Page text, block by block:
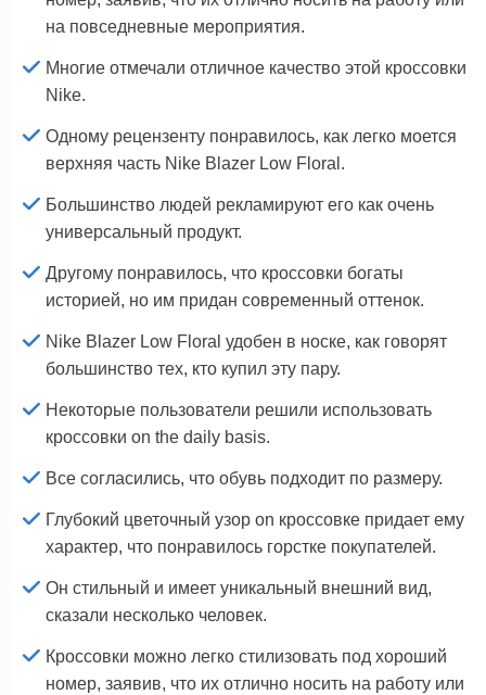
на повседневные мероприятия.
Многие отмечали отличное качество этой кроссовки
Nike.
Одному рецензенту понравилось, как легко моется
верхняя часть Nike Blazer Low Floral.
Большинство людей рекламируют его как очень
универсальный продукт.
Другому понравилось, что кроссовки богаты
историей, но им придан современный оттенок.
Nike Blazer Low Floral удобен в носке, как говорят
большинство тех, кто купил эту пару.
Некоторые пользователи решили использовать
кроссовки on the daily basis.
Все согласились, что обувь подходит по размеру.
Глубокий цветочный узор on кроссовке придает ему
характер, что понравилось горстке покупателей.
Он стильный и имеет уникальный внешний вид,
сказали несколько человек.
Кроссовки можно легко стилизовать под хороший
номер, заявив, что их отлично носить на работу или